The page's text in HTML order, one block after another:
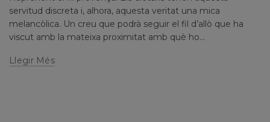
servitud discreta i, alhora, aquesta veritat una mica
melancòlica. Un creu que podrà seguir el fil d’allò que ha
viscut amb la mateixa proximitat amb què ho...
Llegir Més